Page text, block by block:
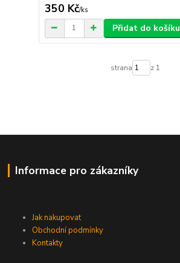
350 Kč/ks
Přidat do košíku
strana z 1
Informace pro zákazníky
Jak nakupovat
Obchodní podmínky
Kontakty